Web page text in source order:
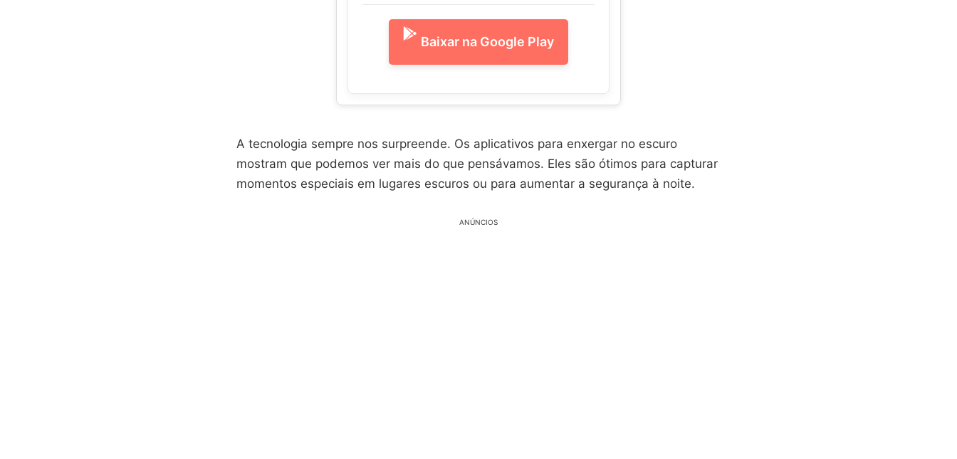
Baixar na Google Play
A tecnologia sempre nos surpreende. Os aplicativos para enxergar no escuro
mostram que podemos ver mais do que pensávamos. Eles são ótimos para capturar
momentos especiais em lugares escuros ou para aumentar a segurança à noite.
ANÚNCIOS